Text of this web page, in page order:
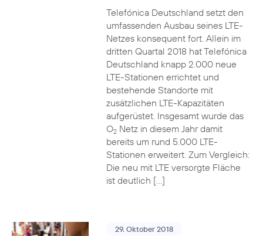
Telefónica Deutschland setzt den
umfassenden Ausbau seines LTE-
Netzes konsequent fort. Allein im
dritten Quartal 2018 hat Telefónica
Deutschland knapp 2.000 neue
LTE-Stationen errichtet und
bestehende Standorte mit
zusätzlichen LTE-Kapazitäten
aufgerüstet. Insgesamt wurde das
O2Netz in diesem Jahr damit
bereits um rund 5.000 LTE-
Stationen erweitert. Zum Vergleich:
Die neu mit LTE versorgte Fläche
ist deutlich […]
29. Oktober 2018